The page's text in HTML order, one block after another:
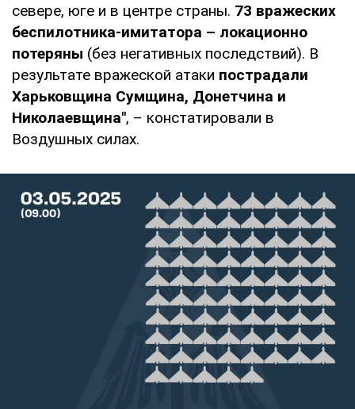
севере, юге и в центре страны. 73 вражеских
беспилотника-имитатора – локационно
потеряны (без негативных последствий). В
результате вражеской атаки пострадали
Харьковщина Сумщина, Донетчина и
Николаевщина", – констатировали в
Воздушных силах.